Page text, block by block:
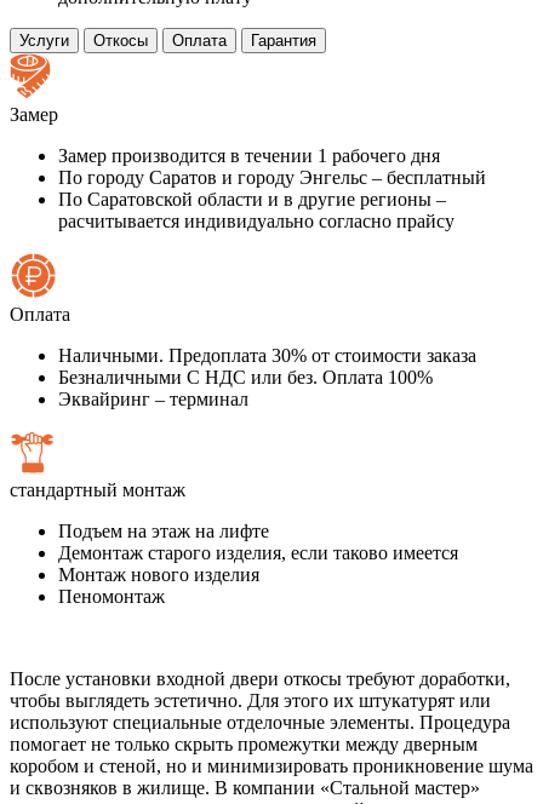
Услуги Откосы Оплата Гарантия
Замер
Замер производится в течении 1 рабочего дня
По городу Саратов и городу Энгельс – бесплатный
По Саратовской области и в другие регионы –
расчитывается индивидуально согласно прайсу
Оплата
Наличными. Предоплата 30% от стоимости заказа
Безналичными С НДС или без. Оплата 100%
Эквайринг – терминал
стандартный монтаж
Подъем на этаж на лифте
Демонтаж старого изделия, если таково имеется
Монтаж нового изделия
Пеномонтаж
После установки входной двери откосы требуют доработки,
чтобы выглядеть эстетично. Для этого их штукатурят или
используют специальные отделочные элементы. Процедура
помогает не только скрыть промежутки между дверным
коробом и стеной, но и минимизировать проникновение шума
и сквозняков в жилище. В компании «Стальной мастер»